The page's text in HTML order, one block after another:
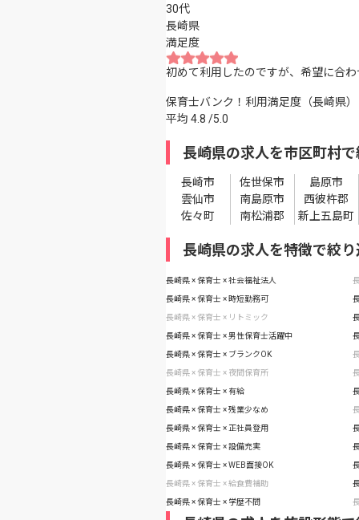
30代
長崎県
満足度
初めて利用したのですが、希望に合
保育士バンク！利用満足度（長崎県）
平均 4.8 /5.0
長崎県の求人を市区町村
長崎市 佐世保市
島原市
雲仙市
南島原市
西彼杵郡
佐々町
南松浦郡 新上五島町
長崎県の求人を特徴で絞
長崎県 × 保育士 × 社会福祉法人
長崎県 × 保育士 × 時短勤務可
長崎県 × 保育士 × リトミック
長崎県 × 保育士 × 男性保育士活躍中
長崎県 × 保育士 × ブランクOK
長崎県 × 保育士 × 夜間保育所
長崎県 × 保育士 × 有給
長崎県 × 保育士 × 残業少なめ
長崎県 × 保育士 × 正社員登用
長崎県 × 保育士 × 設備充実
長崎県 × 保育士 × WEB面接OK
長崎県 × 保育士 × 給食費補助
長崎県 × 保育士 × 学歴不問